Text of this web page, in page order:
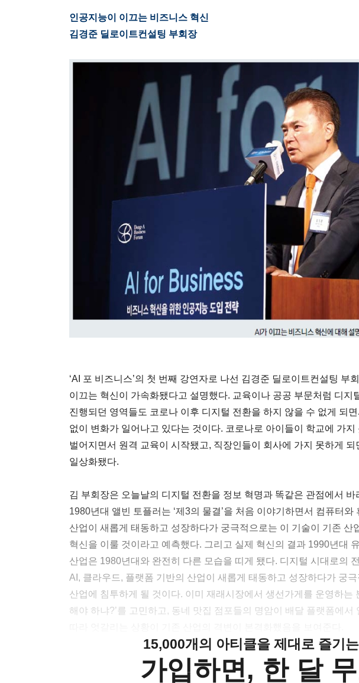
인공지능이 이끄는 비즈니스 혁신
김경준 딜로이트컨설팅 부회장
‘AI 포 비즈니스’의 첫 번째 강연자로 나선 김경준 딜로이트컨설팅 부
이끄는 혁신이 가속화됐다고 설명했다. 교육이나 공공 부문처럼 디지
진행되던 영역들도 코로나 이후 디지털 전환을 하지 않을 수 없게 되
없이 변화가 일어나고 있다는 것이다. 코로나로 아이들이 학교에 가지
벌어지면서 원격 교육이 시작됐고, 직장인들이 회사에 가지 못하게 되
일상화됐다.
김 부회장은 오늘날의 디지털 전환을 정보 혁명과 똑같은 관점에서 바
1980년대 앨빈 토플러는 ‘제3의 물결’을 처음 이야기하면서 컴퓨터와
산업이 새롭게 태동하고 성장하다가 궁극적으로는 이 기술이 기존 산
혁신을 이룰 것이라고 예측했다. 그리고 실제 혁신의 결과 1990년대
산업은 1980년대와 완전히 다른 모습을 띠게 됐다. 디지털 시대로의
AI, 클라우드, 플랫폼 기반의 산업이 새롭게 태동하고 성장하다가 궁
산업에 침투하게 될 것이다. 이미 재래시장에서 생선가게를 운영하는
해야 하냐?’를 고민하고, 동네 맛집 점포들의 명암이 배달 플랫폼에서
15,000개의 아티클을 제대로 즐기
가입하면, 한 달